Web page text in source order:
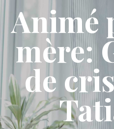
Animé
mère:
de